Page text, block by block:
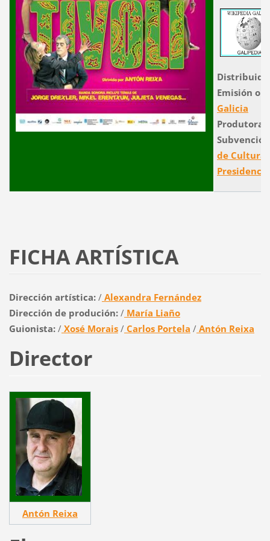
Emisión
Galicia
Produtora
de Cultura
Presidencia
FICHA ARTÍSTICA
Dirección artística: /Alexandra Fernández
Dirección de produción: /María Liaño
Guionista: /Xosé Morais/Carlos Portela /Antón Reixa
Director
Antón Reixa